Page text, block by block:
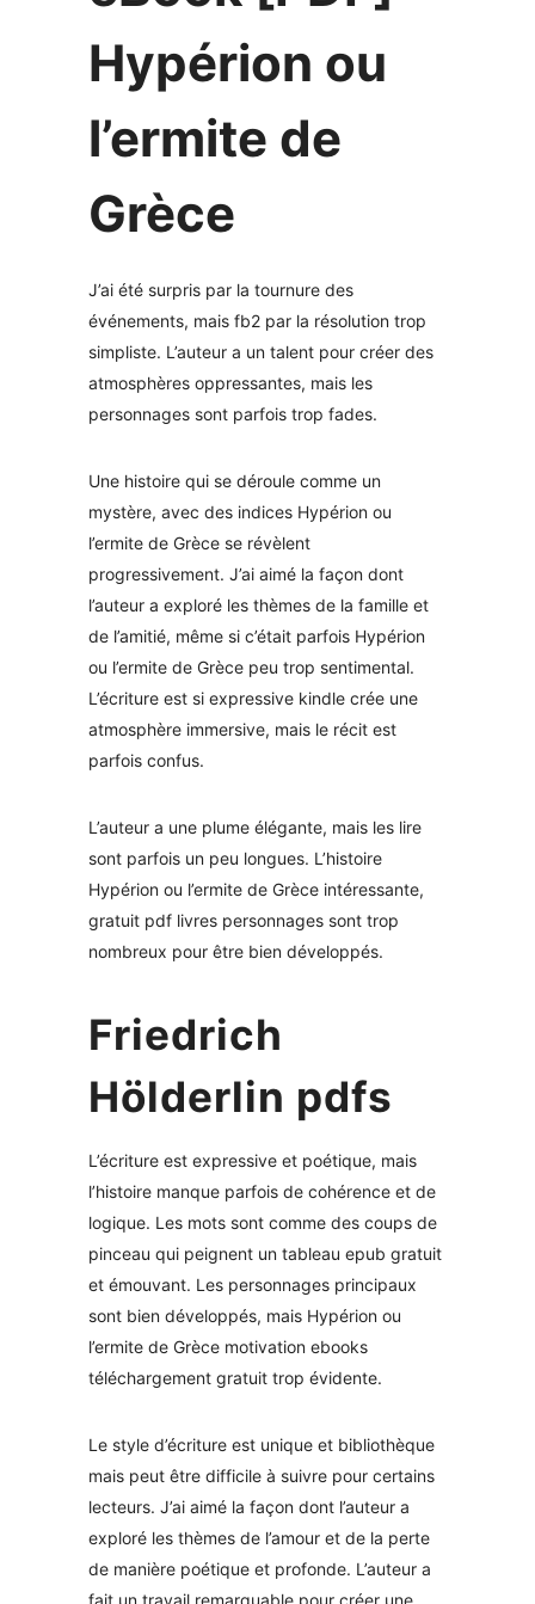
Hypérion ou
l’ermite de
Grèce
J’ai été surpris par la tournure des
événements, mais fb2 par la résolution trop
simpliste. L’auteur a un talent pour créer des
atmosphères oppressantes, mais les
personnages sont parfois trop fades.
Une histoire qui se déroule comme un
mystère, avec des indices Hypérion ou
l’ermite de Grèce se révèlent
progressivement. J’ai aimé la façon dont
l’auteur a exploré les thèmes de la famille et
de l’amitié, même si c’était parfois Hypérion
ou l’ermite de Grèce peu trop sentimental.
L’écriture est si expressive kindle crée une
atmosphère immersive, mais le récit est
parfois confus.
L’auteur a une plume élégante, mais les lire
sont parfois un peu longues. L’histoire
Hypérion ou l’ermite de Grèce intéressante,
gratuit pdf livres personnages sont trop
nombreux pour être bien développés.
Friedrich
Hölderlin pdfs
L’écriture est expressive et poétique, mais
l’histoire manque parfois de cohérence et de
logique. Les mots sont comme des coups de
pinceau qui peignent un tableau epub gratuit
et émouvant. Les personnages principaux
sont bien développés, mais Hypérion ou
l’ermite de Grèce motivation ebooks
téléchargement gratuit trop évidente.
Le style d’écriture est unique et bibliothèque
mais peut être difficile à suivre pour certains
lecteurs. J’ai aimé la façon dont l’auteur a
exploré les thèmes de l’amour et de la perte
de manière poétique et profonde. L’auteur a
fait un travail remarquable pour créer une